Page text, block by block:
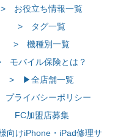
> お役立ち情報一覧
> タグ一覧
> 機種別一覧
モバイル保険とは？
> ▶全店舗一覧
ライバシーポリシー
FC加盟店募集
向けiPhone・iPad修理サ